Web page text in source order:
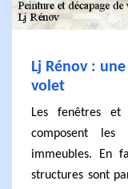
Lj Rénov :
volet
Les fenêtres
composent les
immeubles. En
structures sont